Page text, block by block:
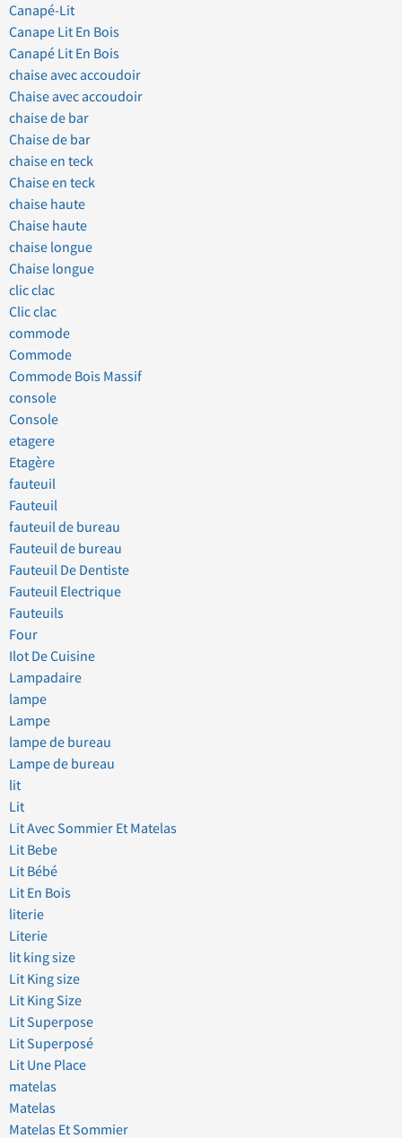
Canapé-Lit
Canape Lit En Bois
Canapé Lit En Bois
chaise avec accoudoir
Chaise avec accoudoir
chaise de bar
Chaise de bar
chaise en teck
Chaise en teck
chaise haute
Chaise haute
chaise longue
Chaise longue
clic clac
Clic clac
commode
Commode
Commode Bois Massif
console
Console
etagere
Etagère
fauteuil
Fauteuil
fauteuil de bureau
Fauteuil de bureau
Fauteuil De Dentiste
Fauteuil Electrique
Fauteuils
Four
Ilot De Cuisine
Lampadaire
lampe
Lampe
lampe de bureau
Lampe de bureau
lit
Lit
Lit Avec Sommier Et Matelas
Lit Bebe
Lit Bébé
Lit En Bois
literie
Literie
lit king size
Lit King size
Lit King Size
Lit Superpose
Lit Superposé
Lit Une Place
matelas
Matelas
Matelas Et Sommier